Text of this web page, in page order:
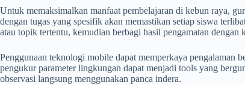
Untuk memaksimalkan manfaat pembelajaran di kebun raya,
dengan tugas yang spesifik akan memastikan setiap siswa
atau topik tertentu, kemudian berbagi hasil pengamatan dengan
Penggunaan teknologi mobile dapat memperkaya
pengukur parameter lingkungan dapat menjadi tools yang
observasi langsung menggunakan panca indera.